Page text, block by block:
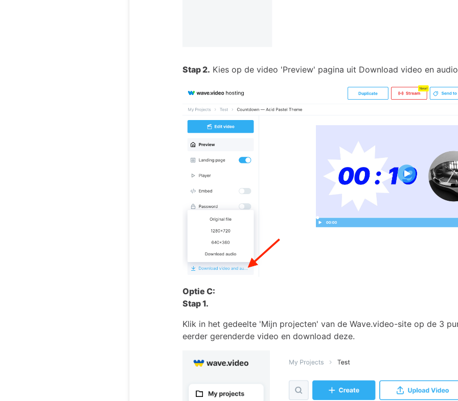
Stap 2. Kies op de video 'Preview' pagina uit Download video en
Optie C:
Stap 1.
Klik in het gedeelte 'Mijn projecten' van de Wave.video-site op de 3
eerder gerenderde video en download deze.